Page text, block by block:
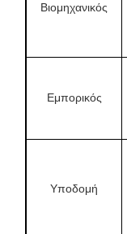
πλάκες ανύψωσης
Βιομηχανικός
Εμπορικός
Υποδομή